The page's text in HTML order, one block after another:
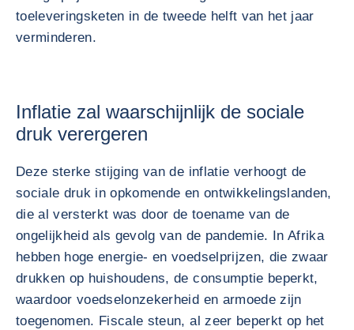
toeleveringsketen in de tweede helft van het jaar
verminderen.
Inflatie zal waarschijnlijk de sociale
druk verergeren
Deze sterke stijging van de inflatie verhoogt de
sociale druk in opkomende en ontwikkelingslanden,
die al versterkt was door de toename van de
ongelijkheid als gevolg van de pandemie. In Afrika
hebben hoge energie- en voedselprijzen, die zwaar
drukken op huishoudens, de consumptie beperkt,
waardoor voedselonzekerheid en armoede zijn
toegenomen. Fiscale steun, al zeer beperkt op het